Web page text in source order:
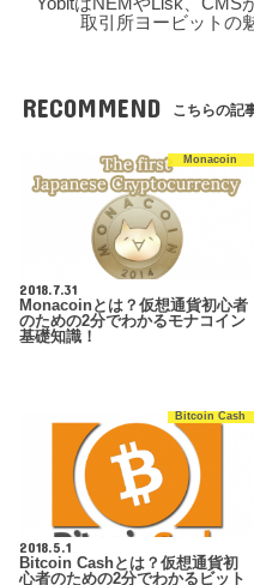
YobitはNEMやLisk、CMS
取引所ヨービットの
RECOMMEND こちらの記
Monacoin
2018.7.31
Monacoinとは？仮想通貨初心者
のための2分でわかるモナコイン
基礎知識！
Bitcoin Cash
2018.5.1
Bitcoin Cashとは？仮想通貨初
心者のための2分でわかるビット